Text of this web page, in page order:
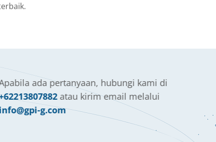
ada pertanyaan, hubungi kami di
atau kirim email melalui
g.com